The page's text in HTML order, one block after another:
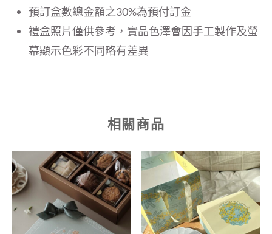
預訂盒數總金額之30%為預付訂金
禮盒照片僅供參考，實品色澤會因手工製作及螢
幕顯示色彩不同略有差異
相關商品